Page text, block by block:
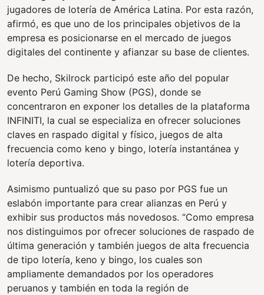
jugadores de lotería de América Latina. Por esta razón,
afirmó, es que uno de los principales objetivos de la
empresa es posicionarse en el mercado de juegos
digitales del continente y afianzar su base de clientes.
De hecho, Skilrock participó este año del popular
evento Perú Gaming Show (PGS), donde se
concentraron en exponer los detalles de la plataforma
INFINITI, la cual se especializa en ofrecer soluciones
claves en raspado digital y físico, juegos de alta
frecuencia como keno y bingo, lotería instantánea y
lotería deportiva.
Asimismo puntualizó que su paso por PGS fue un
eslabón importante para crear alianzas en Perú y
exhibir sus productos más novedosos. “Como empresa
nos distinguimos por ofrecer soluciones de raspado de
última generación y también juegos de alta frecuencia
de tipo lotería, keno y bingo, los cuales son
ampliamente demandados por los operadores
peruanos y también en toda la región de